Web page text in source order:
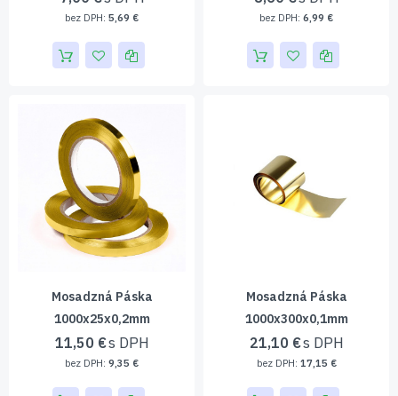
5,69 € 6,99 €
Mosadzná Páska
1000x25x0,2mm
11,50 €
9,35 €
Mosadzná Páska
1000x300x0,1mm
21,10 €
17,15 €